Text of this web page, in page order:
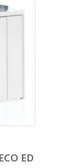
ED